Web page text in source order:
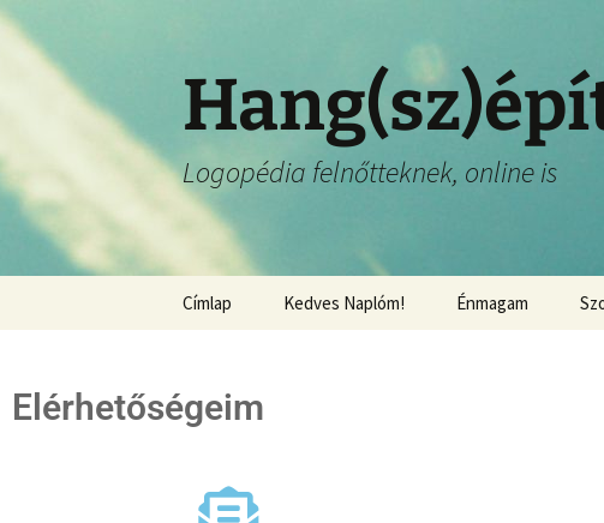
Logopédia felnőtteknek, online is
Címlap Kedves Naplóm! Énmagam
Elérhetőségeim